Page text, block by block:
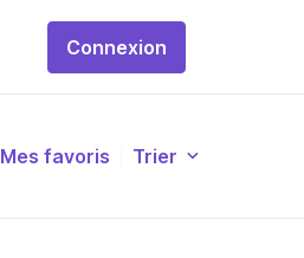
Connexion
Mes favoris Trier